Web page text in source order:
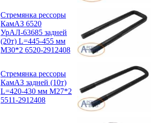
Стремянка рессоры
КамАЗ 6520
УрАЛ-63685 задней
(20т) L=445-455 мм
М30*2 6520-2912408
Стремянка рессоры
КамАЗ задней (10т)
L=420-430 мм М27*2
5511-2912408